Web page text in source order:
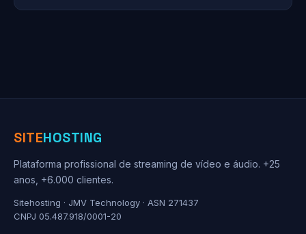
SITEHOSTING
Plataforma profissional de streaming de vídeo e áudio. +25
anos, +6.000 clientes.
Sitehosting · JMV Technology · ASN 271437
CNPJ 05.487.918/0001-20